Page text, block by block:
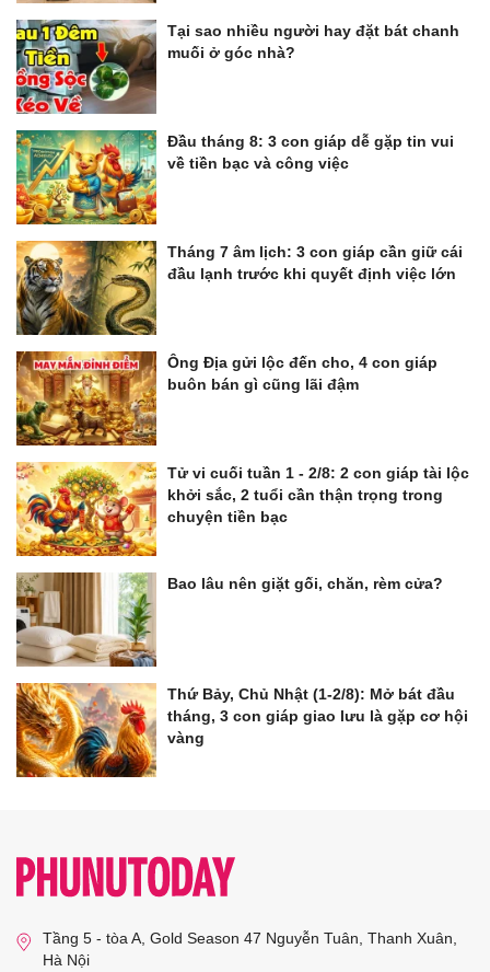
Tại sao nhiều người hay đặt bát chanh
muối ở góc nhà?
Đầu tháng 8: 3 con giáp dễ gặp tin vui
về tiền bạc và công việc
Tháng 7 âm lịch: 3 con giáp cần giữ cái
đầu lạnh trước khi quyết định việc lớn
Ông Địa gửi lộc đến cho, 4 con giáp
buôn bán gì cũng lãi đậm
Tử vi cuối tuần 1 - 2/8: 2 con giáp tài lộc
khởi sắc, 2 tuổi cần thận trọng trong
chuyện tiền bạc
Bao lâu nên giặt gối, chăn, rèm cửa?
Thứ Bảy, Chủ Nhật (1-2/8): Mở bát đầu
tháng, 3 con giáp giao lưu là gặp cơ hội
vàng
Tầng 5 - tòa A, Gold Season 47 Nguyễn Tuân, Thanh Xuân,
Hà Nội